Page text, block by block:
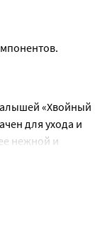
«Хвойный
для ухода и
нежной и
и